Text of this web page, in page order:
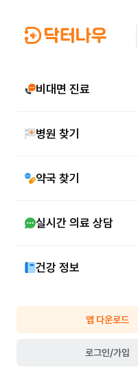
비대면 진료
병원 찾기
약국 찾기
실시간 의료 상담
건강 정보
앱 다운로드
로그인/가입